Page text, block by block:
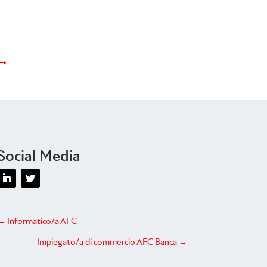
Media
Informatico/a AFC
Impiegato/a di commercio AFC Banca→